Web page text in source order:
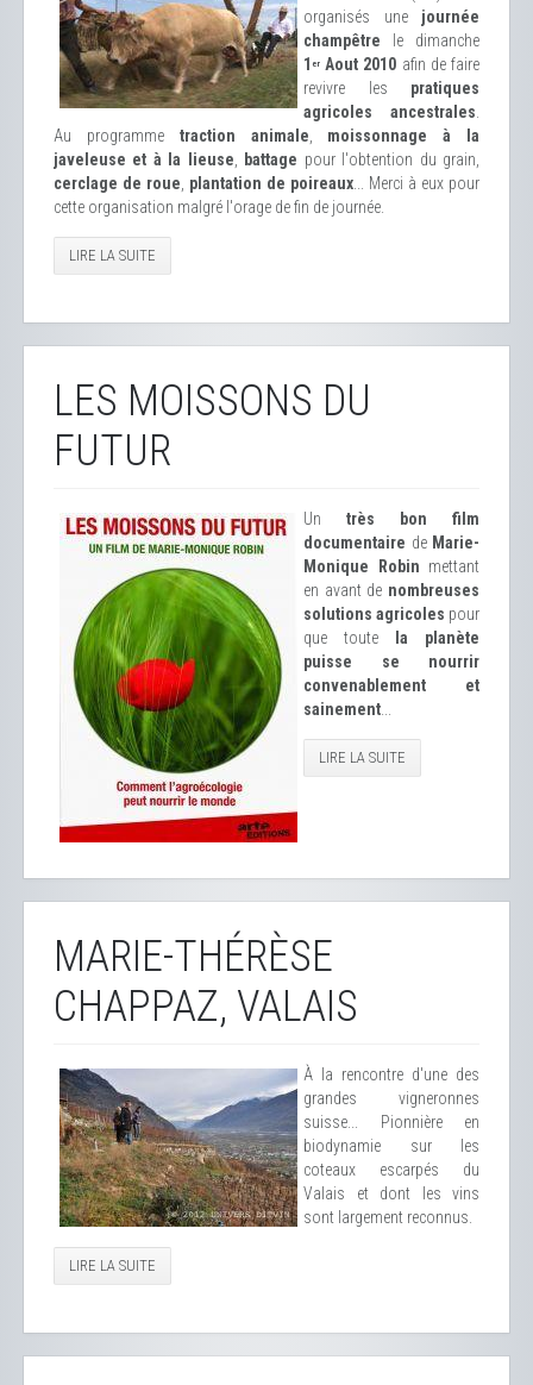
organisés une journée
champêtre le dimanche
1 er Aout 2010 afin de faire
revivre les pratiques
agricoles ancestrales
Au programme traction animale
moissonnage à la
javeleuse et à la lieuse
battage pour l'obtention du grain,
cerclage de roue plantation de poireaux ... Merci à eux pour
cette organisation malgré l'orage de fin de journée.
LIRE LA SUITE
LES MOISSONS DU
FUTUR
Un très bon film
documentaire de Marie-
Monique Robin mettant
en avant de nombreuses
solutions agricoles pour
que toute
la planète
puisse se nourrir
convenablement et
sainement
LIRE LA SUITE
MARIE-THÉRÈSE
CHAPPAZ, VALAIS
À la rencontre d'une des
grandes vigneronnes
suisse... Pionnière en
biodynamie sur les
coteaux escarpés du
Valais et dont les vins
sont largement reconnus.
LIRE LA SUITE